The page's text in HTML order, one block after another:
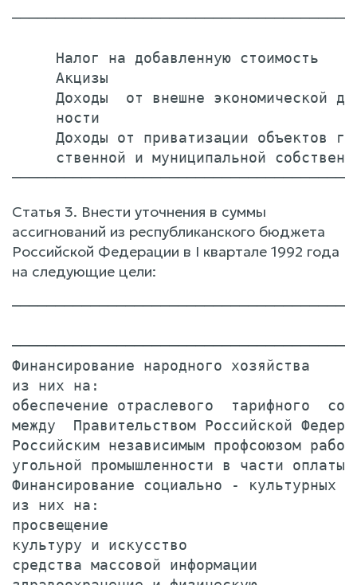
Налог на добавленную стоимость
Акцизы
Доходы  от внешне экономической
ности
Доходы от приватизации объектов
ственной и муниципальной
Статья 3. Внести уточнения в суммы
ассигнований из республиканского бюджета
Российской Федерации в I квартале 1992 года
на следующие цели:
Финансирование народного
из них на:
обеспечение отраслевого  тарифного
между  Правительством Российской
Российским независимым профсоюзом
угольной промышленности в части
Финансирование социально - культурных
из них на:
просвещение
культуру и искусство
средства массовой информации